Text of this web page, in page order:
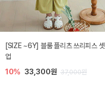
[SIZE ~6Y] 블룸 플리츠 쓰리피스 셋
업
10% 33,300원 37,000원